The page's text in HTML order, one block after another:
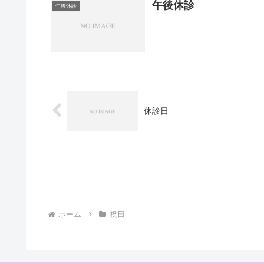
午後休診 午後休診
休診日
ホーム 祝日